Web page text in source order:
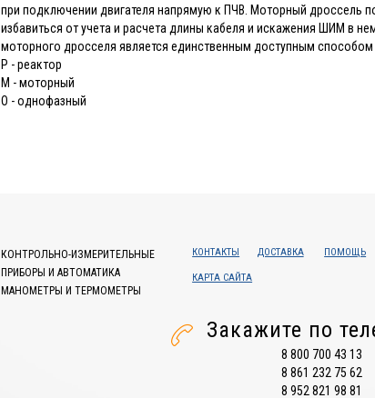
при подключении двигателя напрямую к ПЧВ. Моторный дроссель
избавиться от учета и расчета длины кабеля и искажения ШИМ в
моторного дросселя является единственным доступным
Р - реактор
М - моторный
О - однофазный
КОНТРОЛЬНО-ИЗМЕРИТЕЛЬНЫЕ
ПРИБОРЫ И АВТОМАТИКА
МАНОМЕТРЫ И ТЕРМОМЕТРЫ
КОНТАКТЫ ДОСТАВКА ПОМОЩЬ
КАРТА САЙТА
Закажите по
8 800 700 43 13
8 861 232 75 62
8 952 821 98 81